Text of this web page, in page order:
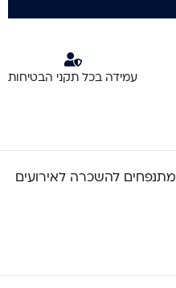
עמידה בכל תקני הבטיחות
מתנפחים להשכרה לאירועים